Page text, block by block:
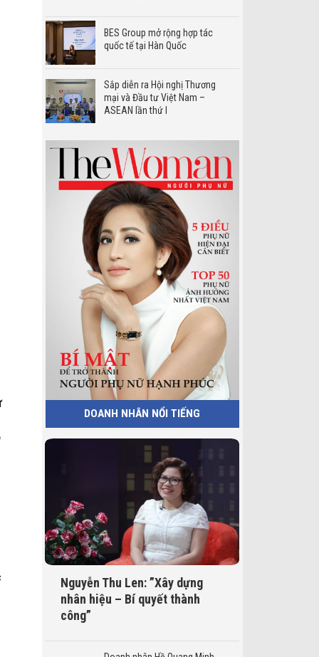
BES Group mở rộng hợp tác
quốc tế tại Hàn Quốc
Sắp diễn ra Hội nghị Thương
mại và Đầu tư Việt Nam –
ASEAN lần thứ I
DOANH NHÂN NỔI TIẾNG
Nguyễn Thu Len: ”Xây dựng
nhân hiệu – Bí quyết thành
công”